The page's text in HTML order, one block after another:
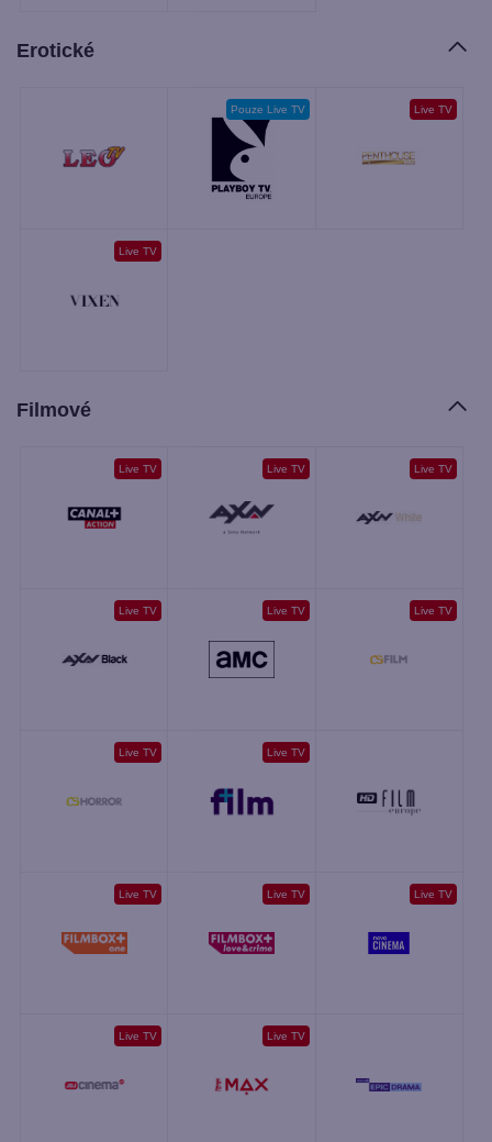
Erotické
Pouze Live TV Live TV
Live TV
Filmové
Live TV Live TV Live TV
Live TV Live TV Live TV
Live TV Live TV
Live TV Live TV Live TV
Live TV Live TV